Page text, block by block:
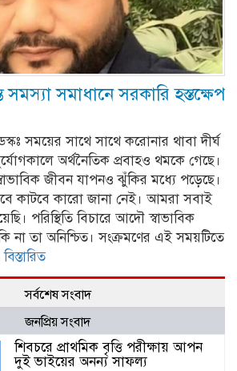
সমস্যা সমাধানে সরকারি হস্তক্ষেপ
সময়ের সাথে সাথে করোনার থাবা দীর্ঘ
অর্থনৈতিক প্রবাহও থমকে গেছে।
জীবন যাপনও ঝুঁকির মধ্যে পড়েছে।
কাটবে কারো জানা নেই। আমরা সবাই
পরিস্থিতি বিচারে আদৌ স্বাভাবিক
না তা অনিশ্চিত। সংক্রমণের এই সময়টিতে
বিস্তারিত
সর্বশেষ সংবাদ
জনপ্রিয় সংবাদ
শিবচরে প্রাথমিক বৃত্তি পরীক্ষায় আপন
দুই ভাইয়ের অনন্য সাফল্য